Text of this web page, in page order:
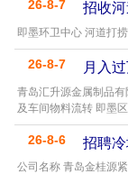
26-8-7 招收
即墨环卫中心 河道打
26-8-7 月入
青岛汇升源金属制品
及车间物料流转 即墨
26-8-6 招聘冷
公司名称 青岛金桂源